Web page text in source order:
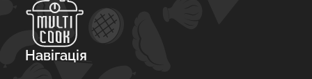
Навігація